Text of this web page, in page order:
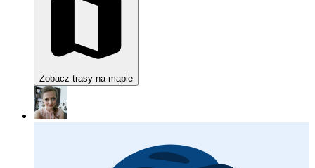
Zobacz trasy na mapie